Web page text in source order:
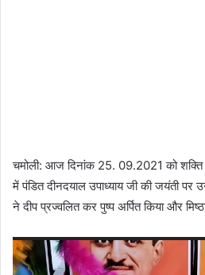
चमोली: आज दिनांक 25. 09.2021 को शक्ति
में पंडित दीनदयाल उपाध्याय जी की जयंती पर
ने दीप प्रज्वलित कर पुष्प अर्पित किया और
Video
Player